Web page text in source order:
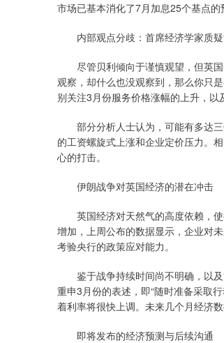
市场已基本消化了7月加息25个基点
内部观点分歧：首席经济学家质疑
尽管贝利倾向于谨慎观望，但英国
观察，却什么也没观察到，那么你只
别关注3月份服务价格涨幅的上升，以
部分分析人士认为，可能有多达三
的工资螺旋式上涨和企业定价压力。
心的打击。
伊朗战争对英国经济的潜在冲击
英国经济对天然气的高度依赖，使
增加，上周公布的数据显示，企业对
考验央行的政策应对能力。
鉴于战争持续时间尚不明确，以及
重申3月份的表述，即“随时准备采取
着利率将很快上调。未来几个月经济
即将发布的经济预测与后续沟通